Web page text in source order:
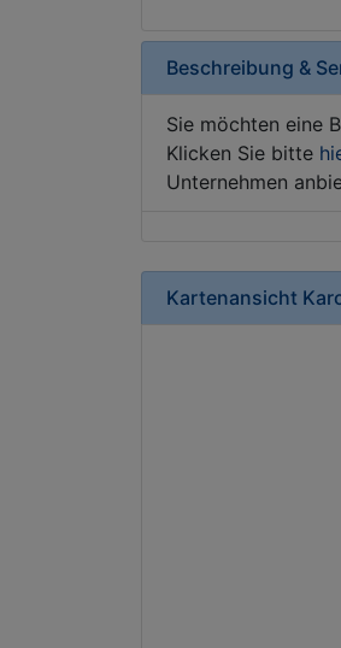
Beschreibung &
Sie möchten eine
Klicken Sie bitte
Unternehmen
Kartenansicht